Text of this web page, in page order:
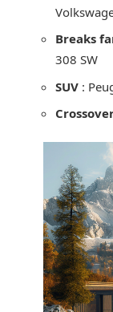
Breaks
308 SW
SUV :